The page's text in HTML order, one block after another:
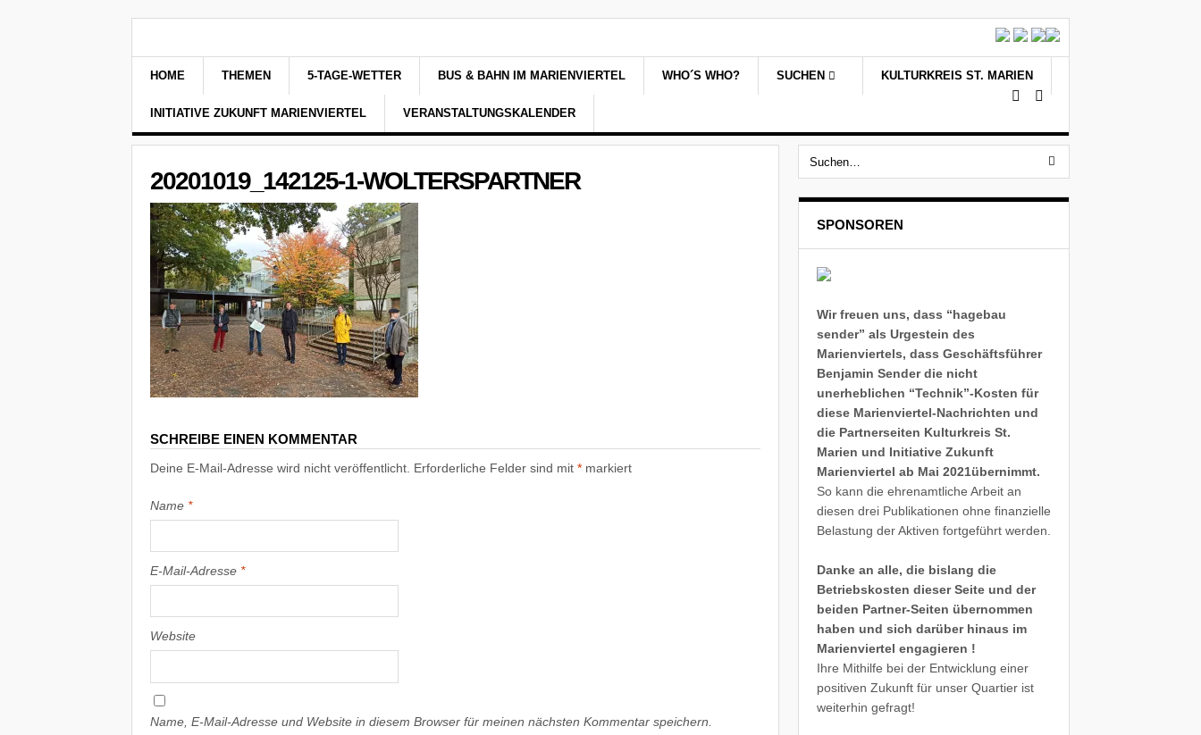
HOME THEMEN 5-TAGE-WETTER BUS & BAHN IM MARIENVIERTEL WHO´S WHO? SUCHEN KULTURKREIS ST. MARIEN
INITIATIVE ZUKUNFT MARIENVIERTEL VERANSTALTUNGSKALENDER
20201019_142125-1-WOLTERSPARTNER
SCHREIBE EINEN KOMMENTAR
Deine E-Mail-Adresse wird nicht veröffentlicht. Erforderliche Felder sind mit * markiert
Name *
E-Mail-Adresse *
Website
Name, E-Mail-Adresse und Website in diesem Browser für meinen nächsten Kommentar speichern.
SPONSOREN
Wir freuen uns, dass “hagebau
sender” als Urgestein des
Marienviertels, dass Geschäftsführer
Benjamin Sender die nicht
unerheblichen “Technik”-Kosten für
diese Marienviertel-Nachrichten und
die Partnerseiten Kulturkreis St.
Marien und Initiative Zukunft
Marienviertel ab Mai 2021übernimmt.
So kann die ehrenamtliche Arbeit an
diesen drei Publikationen ohne finanzielle
Belastung der Aktiven fortgeführt werden.
Danke an alle, die bislang die
Betriebskosten dieser Seite und der
beiden Partner-Seiten übernommen
haben und sich darüber hinaus im
Marienviertel engagieren !
Ihre Mithilfe bei der Entwicklung einer
positiven Zukunft für unser Quartier ist
weiterhin gefragt!